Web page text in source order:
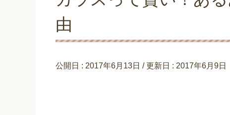
由
公開日 : 2017年6月13日 / 更新日 : 2017年6月9日